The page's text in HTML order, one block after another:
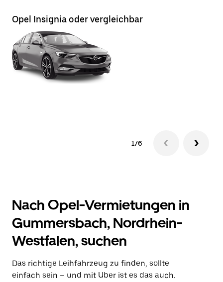
Opel Insignia oder vergleichbar
1/6
Nach Opel-Vermietungen in
Gummersbach, Nordrhein-
Westfalen, suchen
Das richtige Leihfahrzeug zu finden, sollte
einfach sein – und mit Uber ist es das auch.